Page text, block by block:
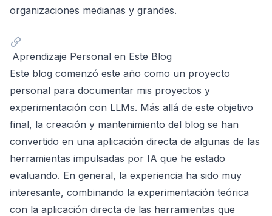
organizaciones medianas y grandes.
Aprendizaje Personal en Este Blog
Este blog comenzó este año como un proyecto
personal para documentar mis proyectos y
experimentación con LLMs. Más allá de este objetivo
final, la creación y mantenimiento del blog se han
convertido en una aplicación directa de algunas de las
herramientas impulsadas por IA que he estado
evaluando. En general, la experiencia ha sido muy
interesante, combinando la experimentación teórica
con la aplicación directa de las herramientas que